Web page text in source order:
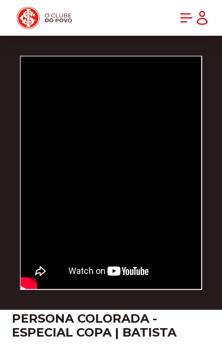
PERSONA COLORADA -
ESPECIAL COPA | BATISTA